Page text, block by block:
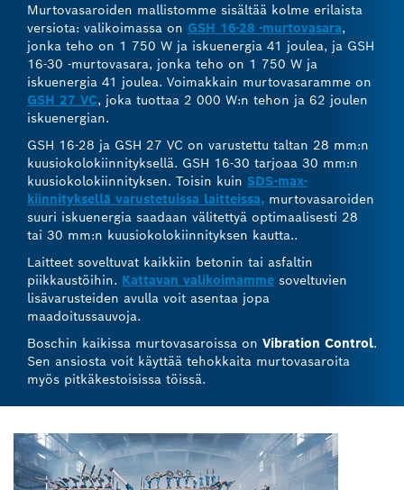
Murtovasaroiden mallistomme sisältää kolme erilaista
versiota: valikoimassa on GSH 16-28 -murtovasara,
jonka teho on 1 750 W ja iskuenergia 41 joulea, ja GSH
16-30 -murtovasara, jonka teho on 1 750 W ja
iskuenergia 41 joulea. Voimakkain murtovasaramme on
GSH 27 VC, joka tuottaa 2 000 W:n tehon ja 62 joulen
iskuenergian.
GSH 16-28 ja GSH 27 VC on varustettu taltan 28 mm:n
kuusiokolokiinnityksellä. GSH 16-30 tarjoaa 30 mm:n
kuusiokolokiinnityksen. Toisin kuin SDS-max-
kiinnityksellä varustetuissa laitteissa, murtovasaroiden
suuri iskuenergia saadaan välitettyä optimaalisesti 28
tai 30 mm:n kuusiokolokiinnityksen kautta..
Laitteet soveltuvat kaikkiin betonin tai asfaltin
piikkaustöihin. Kattavan valikoimamme soveltuvien
lisävarusteiden avulla voit asentaa jopa
maadoitussauvoja.
Boschin kaikissa murtovasaroissa on Vibration Control.
Sen ansiosta voit käyttää tehokkaita murtovasaroita
myös pitkäkestoisissa töissä.